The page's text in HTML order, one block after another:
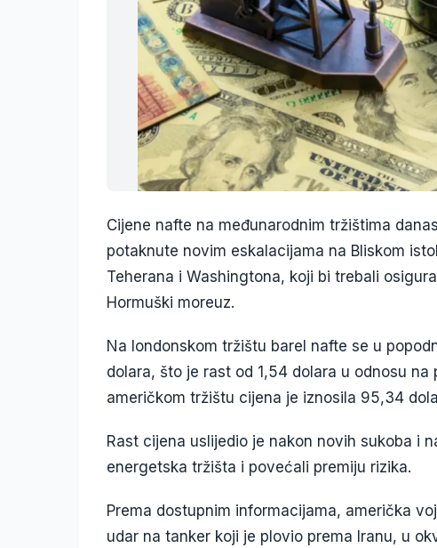
Cijene nafte na međunarodnim tržištima
potaknute novim eskalacijama na Bliskom
Teherana i Washingtona, koji bi trebali
Hormuški moreuz.
Na londonskom tržištu barel nafte se u
dolara, što je rast od 1,54 dolara u odnosu
američkom tržištu cijena je iznosila 95,34
Rast cijena uslijedio je nakon novih sukoba i
energetska tržišta i povećali premiju rizika.
Prema dostupnim informacijama, američka
udar na tanker koji je plovio prema Iranu, u